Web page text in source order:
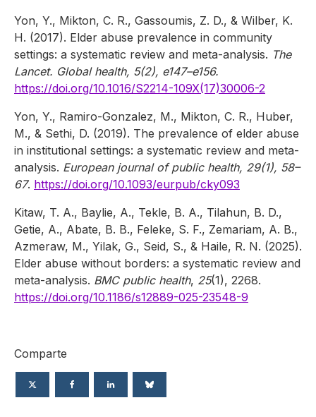
Yon, Y., Mikton, C. R., Gassoumis, Z. D., & Wilber, K.
H. (2017). Elder abuse prevalence in community
settings: a systematic review and meta-analysis. The
Lancet. Global health, 5(2), e147–e156.
https://doi.org/10.1016/S2214-109X(17)30006-2
Yon, Y., Ramiro-Gonzalez, M., Mikton, C. R., Huber,
M., & Sethi, D. (2019). The prevalence of elder abuse
in institutional settings: a systematic review and meta-
analysis. European journal of public health, 29(1), 58–
67. https://doi.org/10.1093/eurpub/cky093
Kitaw, T. A., Baylie, A., Tekle, B. A., Tilahun, B. D.,
Getie, A., Abate, B. B., Feleke, S. F., Zemariam, A. B.,
Azmeraw, M., Yilak, G., Seid, S., & Haile, R. N. (2025).
Elder abuse without borders: a systematic review and
meta-analysis. BMC public health, 25(1), 2268.
https://doi.org/10.1186/s12889-025-23548-9
Comparte